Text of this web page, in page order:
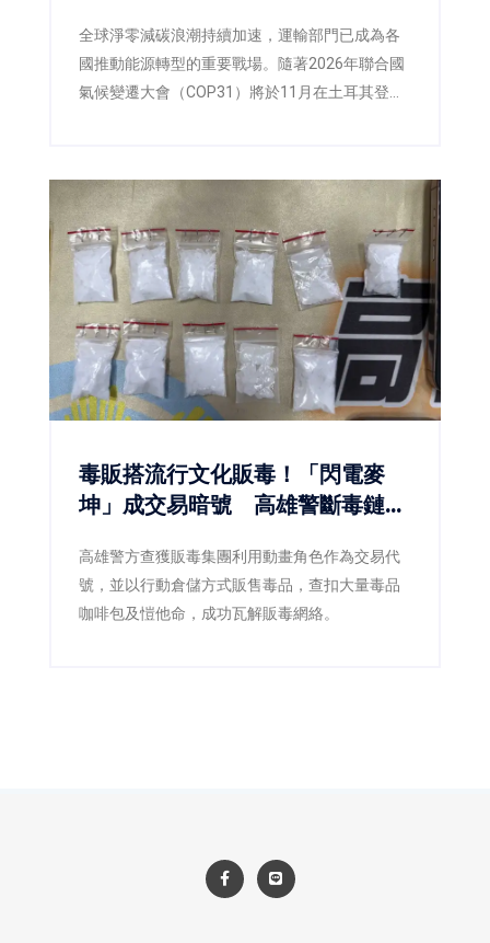
全球淨零減碳浪潮持續加速，運輸部門已成為各
國推動能源轉型的重要戰場。隨著2026年聯合國
氣候變遷大會（COP31）將於11月在土耳其登
對臺灣即將推動第三版國家自定貢獻
（NDC3.0），如何兼顧減碳、能源安全與供應韌
性，已成為產官學界共同關注的核心議題。
毒販搭流行文化販毒！「閃電麥
坤」成交易暗號 高雄警斷毒鏈逮
高雄警方查獲販毒集團利用動畫角色作為交易代
號，並以行動倉儲方式販售毒品，查扣大量毒品
咖啡包及愷他命，成功瓦解販毒網絡。